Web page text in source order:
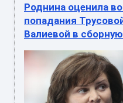
Роднина оценила
попадания
Валиевой в сборную